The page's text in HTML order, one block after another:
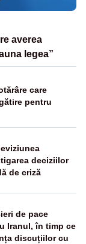
averea
legea”
care
pentru
deciziilor
de criză
de pace
Iranul, în timp ce
discuțiilor cu